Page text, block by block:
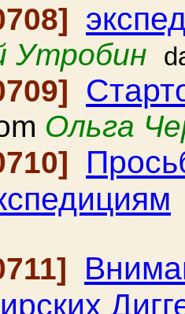
Утробин
Ольга